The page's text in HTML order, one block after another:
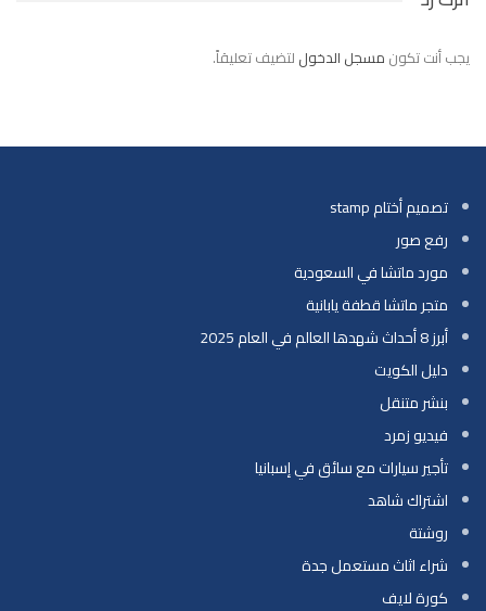
يجب أنت تكون مسجل الدخول لتضيف تعليقاً.
تصميم أختام stamp
رفع صور
مورد ماتشا في السعودية
متجر ماتشا قطفة يابانية
أبرز 8 أحداث شهدها العالم في العام 2025
دليل الكويت
بنشر متنقل
فيديو زمرد
تأجير سيارات مع سائق في إسبانيا
اشتراك شاهد
روشتة
شراء اثاث مستعمل جدة
كورة لايف